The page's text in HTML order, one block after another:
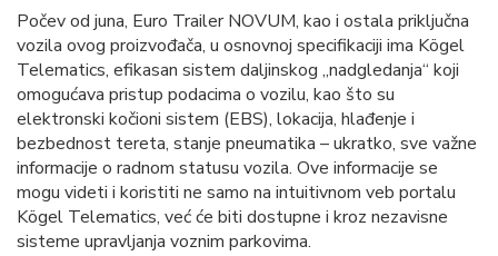
Počev od juna, Euro Trailer NOVUM, kao i ostala priključna
vozila ovog proizvođača, u osnovnoj specifikaciji ima Kögel
Telematics, efikasan sistem daljinskog „nadgledanja“ koji
omogućava pristup podacima o vozilu, kao što su
elektronski kočioni sistem (EBS), lokacija, hlađenje i
bezbednost tereta, stanje pneumatika – ukratko, sve važne
informacije o radnom statusu vozila. Ove informacije se
mogu videti i koristiti ne samo na intuitivnom veb portalu
Kögel Telematics, već će biti dostupne i kroz nezavisne
sisteme upravljanja voznim parkovima.